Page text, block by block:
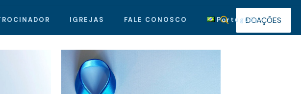
IGREJAS FALE CONOSCO PortuguêsDOAÇÕES